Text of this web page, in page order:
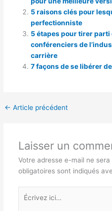
5 raisons clés pour
perfectionniste
5 étapes pour tirer parti
conférenciers de
carrière
7 façons de se libérer
← Article précédent
Laisser un
Votre adresse e-mail ne sera
obligatoires sont indiqués
Écrivez
ici…